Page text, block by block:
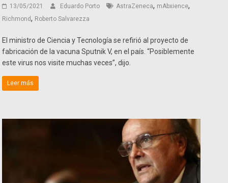
13/05/2021 Eduardo Porto AstraZeneca, mAbxience,
Richmond, Roberto Salvarezza
El ministro de Ciencia y Tecnología se refirió al proyecto de
fabricación de la vacuna Sputnik V, en el país. “Posiblemente
este virus nos visite muchas veces”, dijo.
Leer más